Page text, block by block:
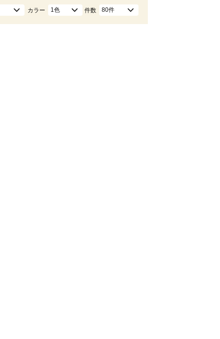
カラー 1色 件数 80件